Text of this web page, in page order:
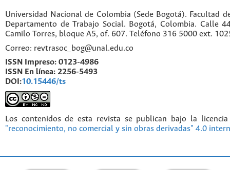
Universidad Nacional de Colombia (Sede Bogotá). Facultad
Departamento de Trabajo Social. Bogotá, Colombia. Calle
Camilo Torres, bloque A5, of. 607. Teléfono 316 5000 ext.
Correo: revtrasoc_bog@unal.edu.co
ISSN Impreso: 0123-4986
ISSN En línea: 2256-5493
DOI:10.15446/ts
Los contenidos de esta revista se publican bajo la
"reconocimiento, no comercial y sin obras derivadas" 4.0